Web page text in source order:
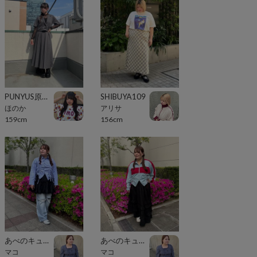
PUNYUS原宿竹下通り
ほのか
159cm
SHIBUYA109
アリサ
156cm
あべのキューズモール（109ABENO）
マコ
あべのキューズモール（109ABENO）
マコ